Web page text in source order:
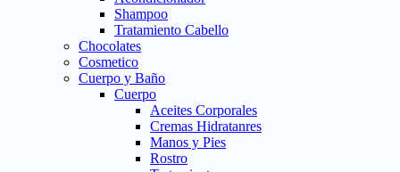
Shampoo
Tratamiento Cabello
Chocolates
Cosmetico
Cuerpo y Baño
Cuerpo
Aceites Corporales
Cremas Hidratanres
Manos y Pies
Rostro